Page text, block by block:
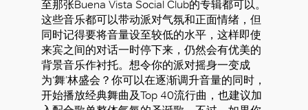
至那张Buena Vista Social Club的专辑都可以。
这些音乐都可以带动派对气氛和正面情绪，但
同时记得要将音量设至较低的水平，这样即使
来宾之间的对话一时停下来，仍然会有优美的
背景音乐作衬托。想令你的派对摇身一变成
为‘舞’林盛会？你可以在逐渐调升音量的同时，
开始播放经典舞曲及Top 40流行曲，也建议加